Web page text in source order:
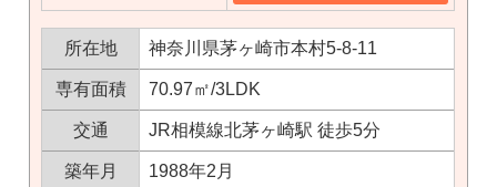
所在地 神奈川県茅ヶ崎市本村5-8-11
専有面積 70.97㎡/3LDK
交通 JR相模線北茅ヶ崎駅 徒歩5分
築年月 1988年2月